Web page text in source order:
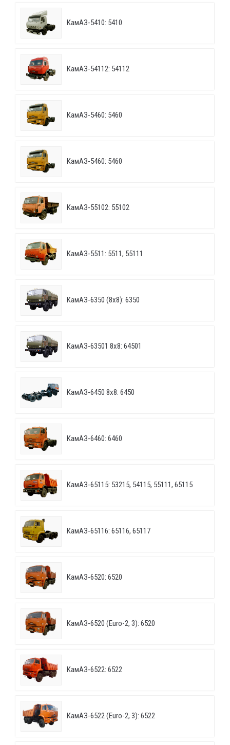
КамАЗ-5410: 5410
КамАЗ-54112: 54112
КамАЗ-5460: 5460
КамАЗ-5460: 5460
КамАЗ-55102: 55102
КамАЗ-5511: 5511, 55111
КамАЗ-6350 (8х8): 6350
КамАЗ-63501 8х8: 64501
КамАЗ-6450 8х8: 6450
КамАЗ-6460: 6460
КамАЗ-65115: 53215, 54115, 55111, 65115
КамАЗ-65116: 65116, 65117
КамАЗ-6520: 6520
КамАЗ-6520 (Euro-2, 3): 6520
КамАЗ-6522: 6522
КамАЗ-6522 (Euro-2, 3): 6522